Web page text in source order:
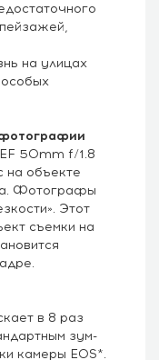
на улицах
50mm f/1.8
на объекте
Фотографы
Этот
съемки на
в 8 раз
зум-
камеры EOS*.